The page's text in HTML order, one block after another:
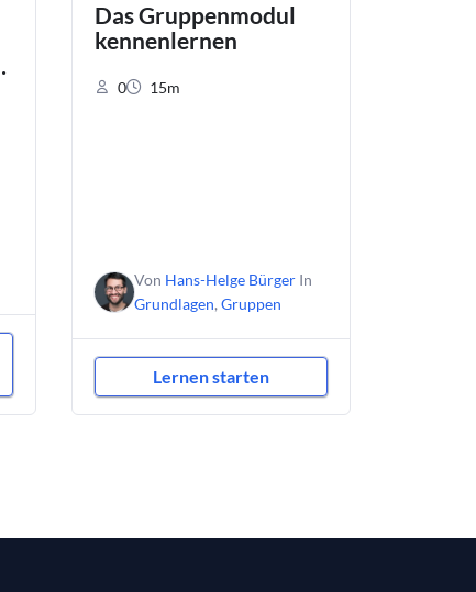
Das Gruppenmodul
kennenlernen
0 15m
Von Hans-Helge Bürger In
Grundlagen,Gruppen
Lernen starten